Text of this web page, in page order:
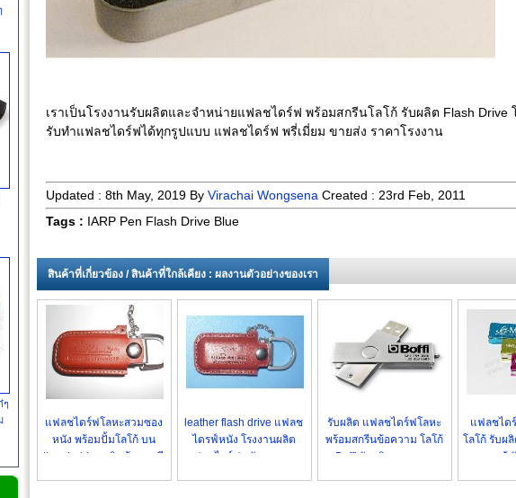
เราเป็นโรงงานรับผลิตและจำหน่ายแฟลชไดร์ฟ พร้อมสกรีนโลโก้ รับผลิต Flash Drive
รับทำแฟลชไดร์ฟได้ทุกรูปแบบ แฟลชไดร์ฟ พรี่เมี่ยม ขายส่ง ราคาโรงงาน
Updated : 8th May, 2019 By Virachai Wongsena Created : 23rd Feb, 2011
Tags : IARP Pen Flash Drive Blue
สินค้าที่เกี่ยวข้อง / สินค้าที่ใกล้เคียง : ผลงานตัวอย่างของเรา
แฟลชไดร์ฟโลหะสวมซอง
หนัง พร้อมปั้มโลโก้ บน
thumb drive - สินค้าขายดี
leather flash drive แฟลช
ไดรฟ์หนัง โรงงานผลิต
แฟลชไดร์ฟหนัง ราคาถูก
รับผลิต แฟลชไดร์ฟโลหะ
พร้อมสกรีนข้อความ โลโก้
Boffi รับผลิต ราคาถูก
แฟลชได
โลโก้ รับผ
ของแท้
ๆ